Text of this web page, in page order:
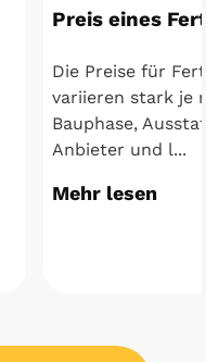
Preis eines
Die Preise für
variieren stark je
Bauphase,
Anbieter und l...
Mehr lesen